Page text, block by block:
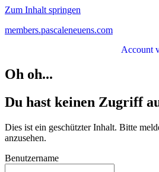
Zum Inhalt springen
members.pascaleneuens.com
Account
Oh oh...
Du hast keinen Zugriff
Dies ist ein geschützter Inhalt. Bitte
anzusehen.
Benutzername